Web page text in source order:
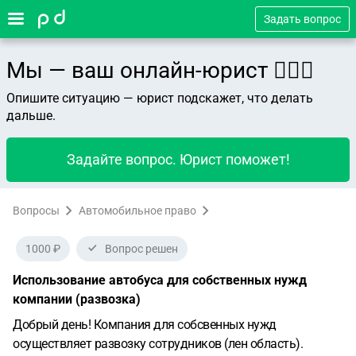
Задать вопрос
Мы — ваш онлайн-юрист 👨🏻‍⚖️
Опишите ситуацию — юрист подскажет, что делать
дальше.
Задайте вопрос. Юрист поможет!
Вопросы Автомобильное право
1000 ₽ Вопрос решен
Использование автобуса для собственных нужд
компании (развозка)
Добрый день! Компания для собсвенных нужд
осуществляет развозку сотрудников (лен область).